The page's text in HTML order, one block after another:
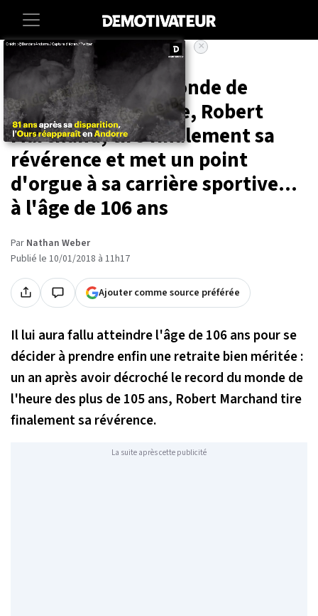
Accueil Societe Sport
Le champion du monde de
cyclisme centenaire, Robert
Marchand, tire finalement sa
révérence et met un point
d'orgue à sa carrière sportive...
à l'âge de 106 ans
Par Nathan Weber
Publié le 10/01/2018 à 11h17
Ajouter comme source préférée
Il lui aura fallu atteindre l'âge de 106 ans pour se
décider à prendre enfin une retraite bien méritée :
un an après avoir décroché le record du monde de
l'heure des plus de 105 ans, Robert Marchand tire
finalement sa révérence.
La suite après cette publicité
×